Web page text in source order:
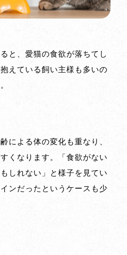
と、愛猫の食欲が落ちてし
えている飼い主様も多いの
による体の変化も重なり、
くなります。「食欲がない
しれない」と様子を見てい
ンだったというケースも少